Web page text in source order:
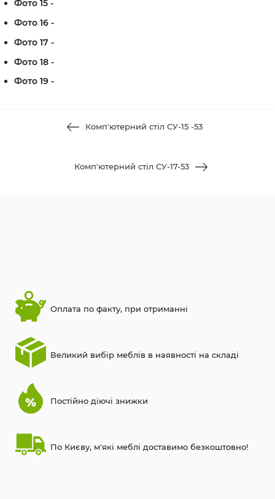
Фото 15 -
Фото 16 -
Фото 17 -
Фото 18 -
Фото 19 -
Комп'ютерний стіл СУ-15 -53
Комп'ютерний стіл СУ-17-53
Оплата по факту, при отриманні
Великий вибір меблів в наявності на складі
Постійно діючі знижки
По Києву, м'які меблі доставимо безкоштовно!